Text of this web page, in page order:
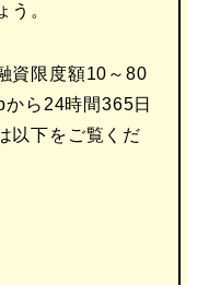
う。
資限度額10～80
ら24時間365日
以下をご覧くだ